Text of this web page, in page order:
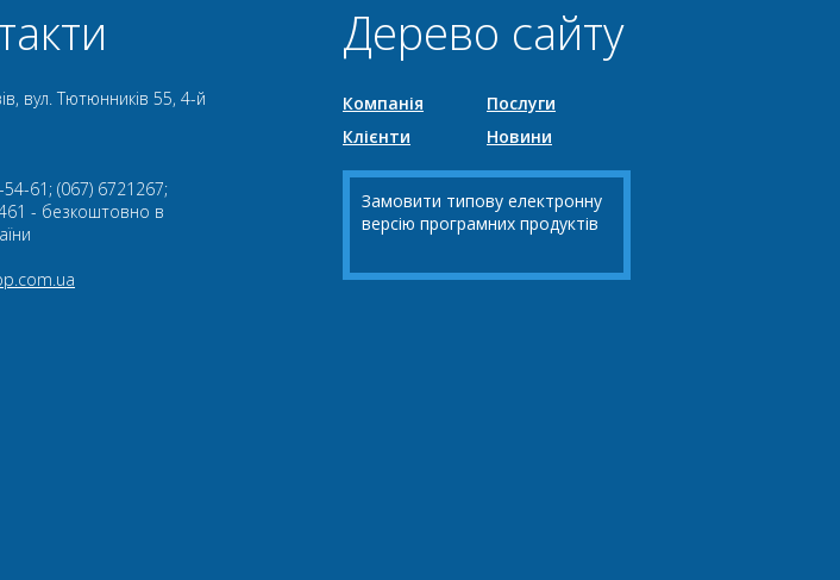
вул. Тютюнників 55, 4-й
61; (067) 6721267;
- безкоштовно в
Дерево сайту
Компанія
Послуги
Клієнти
Новини
Замовити типову електронну
версію програмних продуктів